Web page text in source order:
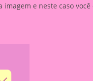
e neste caso